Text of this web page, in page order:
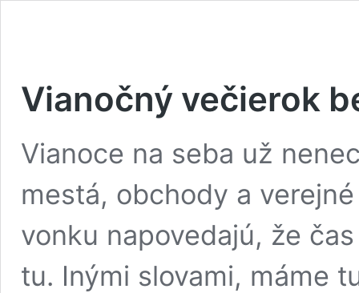
Vianočný večierok
Vianoce na seba už
mestá, obchody a
vonku napovedajú, že
tu. Inými slovami, máme